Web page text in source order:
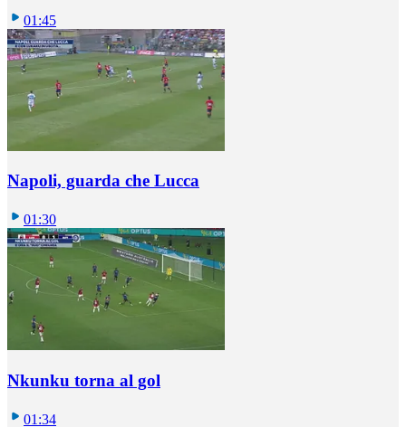
01:45
Napoli, guarda che Lucca
01:30
Nkunku torna al gol
01:34